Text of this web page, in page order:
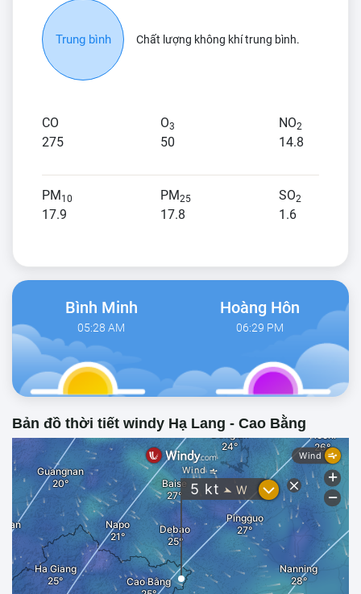
Trung bình Chất lượng không khí trung bình.
CO
275
O3
50
NO2
14.8
PM10
17.9
PM25
17.8
SO2
1.6
Bình Minh
05:28 AM
Hoàng Hôn
06:29 PM
Bản đồ thời tiết windy Hạ Lang - Cao Bằng